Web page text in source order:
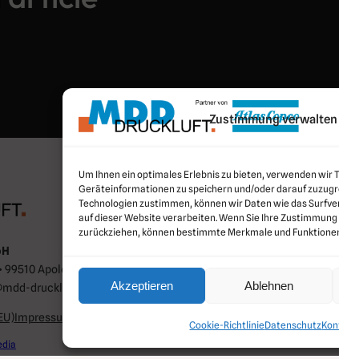
Zustimmung verwalten
Um Ihnen ein optimales Erlebnis zu bieten, verwenden wir
Geräteinformationen zu speichern und/oder darauf
Technologien zustimmen, können wir Daten wie das
auf dieser Website verarbeiten. Wenn Sie Ihre
zurückziehen, können bestimmte Merkmale und
Akzeptieren Ablehnen
Cookie-RichtlinieDatenschutz
Apolda
druckluft.de
Impressum